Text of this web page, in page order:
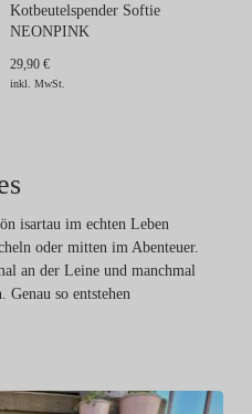
Kotbeutelspender Softie
NEONPINK
29,90 €
inkl. MwSt.
isartau im echten Leben
oder mitten im Abenteuer.
an der Leine und manchmal
Genau so entstehen